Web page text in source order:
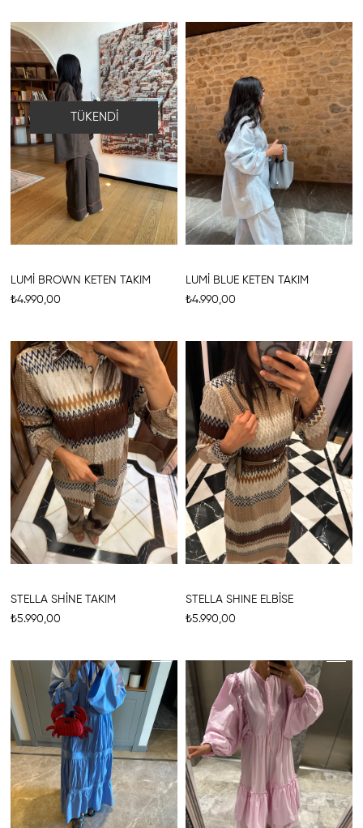
TÜKENDI
LUMİ BROWN KETEN TAKIM
₺4.990,00
LUMİ BLUE KETEN TAKIM
₺4.990,00
STELLA SHİNE TAKIM
₺5.990,00
STELLA SHINE ELBİSE
₺5.990,00